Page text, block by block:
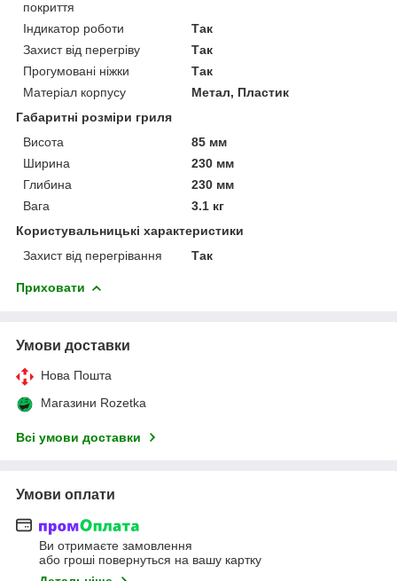
покриття
Індикатор роботи
Так
Захист від перегріву
Так
Прогумовані ніжки
Так
Матеріал корпусу
Метал, Пластик
Габаритні розміри гриля
Висота
85 мм
Ширина
230 мм
Глибина
230 мм
Вага
3.1 кг
Користувальницькі характеристики
Захист від перегрівання
Так
Приховати
Умови доставки
Нова Пошта
Магазини Rozetka
Всі умови доставки
Умови оплати
Ви отримаєте замовлення
або гроші повернуться на вашу картку